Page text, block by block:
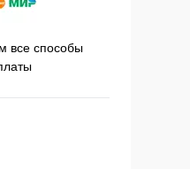
все способы